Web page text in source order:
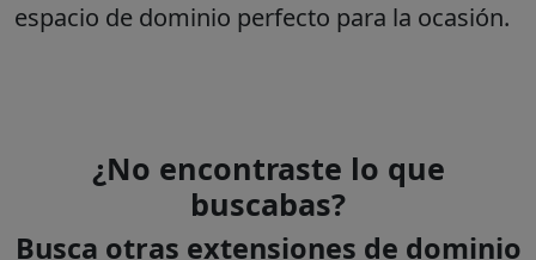
espacio de dominio perfecto para la ocasión.
¿No encontraste lo que
buscabas?
Busca otras extensiones de dominio